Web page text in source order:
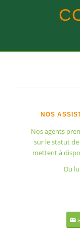
NOS
Nos agents
sur le statut
mettent à
Du